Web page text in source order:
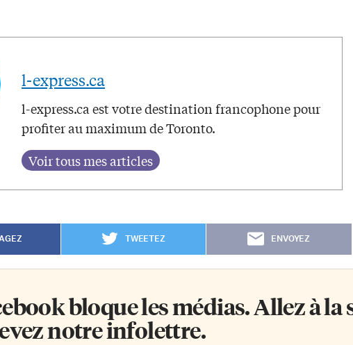
l-express.ca
l-express.ca est votre destination francophone pour
profiter au maximum de Toronto.
TWEETEZ ENVOYEZ
bloque les médias. Allez à la
notre infolettre.